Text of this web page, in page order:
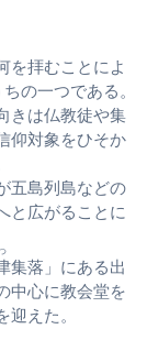
を拝むことによ
の一つである。
きは仏教徒や集
仰対象をひそか
五島列島などの
と広がることに
集落」にある出
中心に教会堂を
えた。